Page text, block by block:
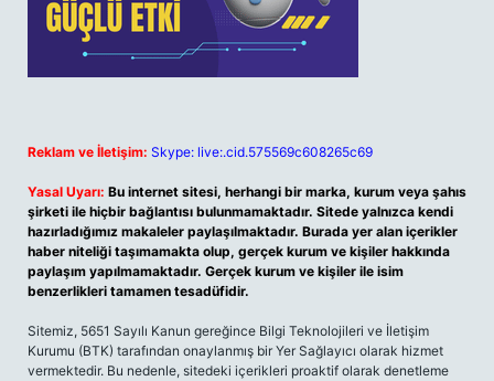
Reklam ve İletişim: Skype: live:.cid.575569c608265c69
Yasal Uyarı: Bu internet sitesi, herhangi bir marka, kurum veya şahıs
şirketi ile hiçbir bağlantısı bulunmamaktadır. Sitede yalnızca kendi
hazırladığımız makaleler paylaşılmaktadır. Burada yer alan içerikler
haber niteliği taşımamakta olup, gerçek kurum ve kişiler hakkında
paylaşım yapılmamaktadır. Gerçek kurum ve kişiler ile isim
benzerlikleri tamamen tesadüfidir.
Sitemiz, 5651 Sayılı Kanun gereğince Bilgi Teknolojileri ve İletişim
Kurumu (BTK) tarafından onaylanmış bir Yer Sağlayıcı olarak hizmet
vermektedir. Bu nedenle, sitedeki içerikleri proaktif olarak denetleme